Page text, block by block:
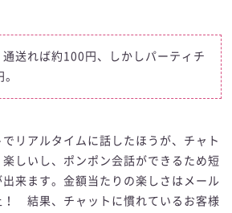
送れば約100円、しかしパーティチ
リアルタイムに話したほうが、チャト
楽しいし、ポンポン会話ができるため短
来ます。金額当たりの楽しさはメール
！ 結果、チャットに慣れているお客様